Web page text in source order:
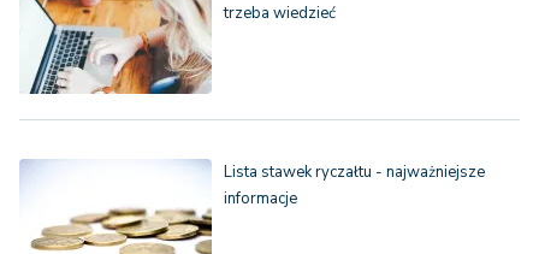
trzeba wiedzieć
Lista stawek ryczałtu - najważniejsze
informacje